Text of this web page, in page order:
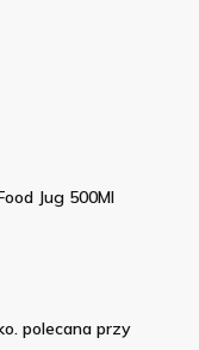
Jug 500Ml
polecana przy